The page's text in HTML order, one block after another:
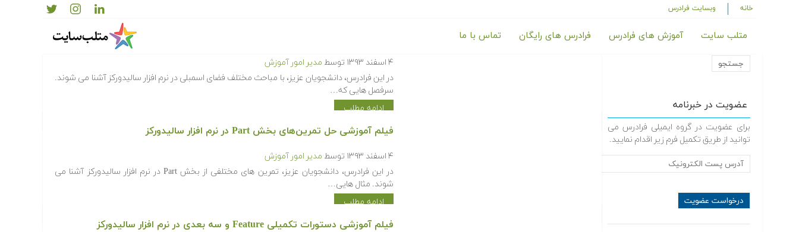
خانه وبسایت فرادرس
متلب سایت آموزش های فرادرس فرادرس های رایگان تماس با ما
عضویت در خبرنامه
برای عضویت در گروه ایمیلی فرادرس می
توانید از طریق تکمیل فرم زیر اقدام نمایید.
۴ اسفند ۱۳۹۳ توسط مدیر امور آموزش
در این فرادرس، دانشجویان عزیز، با مباحث مختلف فضای اسمبلی در نرم افزار سالیدورکز آشنا می شوند.
سرفصل هایی که…
ادامه مطلب
فیلم آموزشی حل تمرین‌های بخش Part در نرم افزار سالیدورکز
۴ اسفند ۱۳۹۳ توسط مدیر امور آموزش
در این فرادرس، دانشجویان عزیز، تمرین های مختلفی از بخش Part در نرم افزار سالیدورکز آشنا می
شوند. مثال هایی…
ادامه مطلب
فیلم آموزشی دستورات تکمیلی Feature و سه بعدی در نرم افزار سالیدورکز